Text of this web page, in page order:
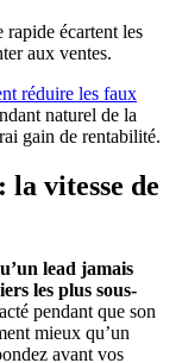
écartent les
aux ventes.
réduire les faux
naturel de la
gain de rentabilité.
la vitesse de
lead jamais
les plus sous-
pendant que son
mieux qu’un
avant vos